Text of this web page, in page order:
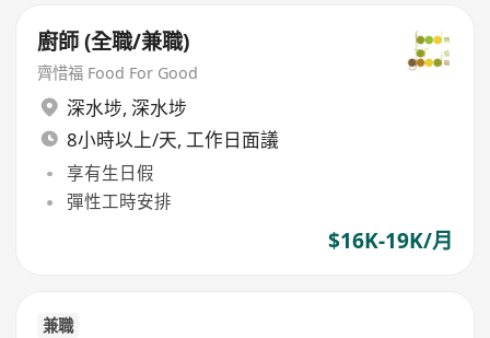
廚師 (全職/兼職)
齊惜福 Food For Good
深水埗, 深水埗
8小時以上/天, 工作日面議
享有生日假
彈性工時安排
$16K-19K/月
兼職